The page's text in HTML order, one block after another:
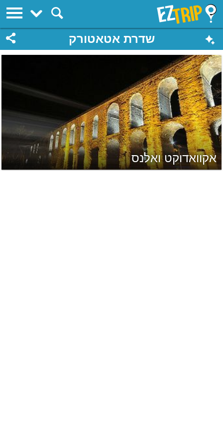
EZTrip
שדרת אטאטורק
אקוואדוקט ואלנס